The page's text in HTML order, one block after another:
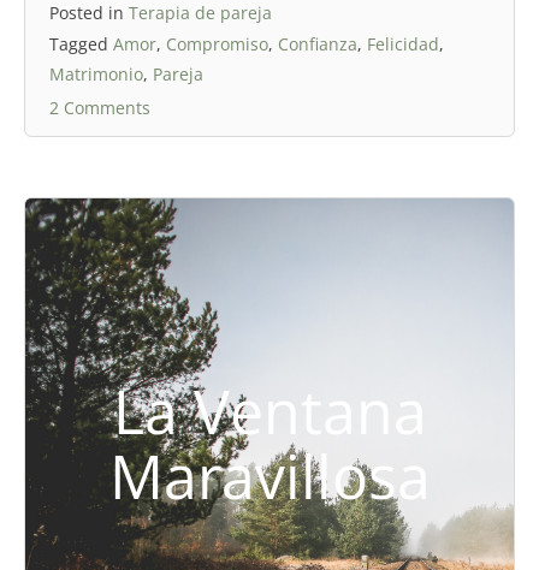
Posted in Terapia de pareja
Tagged Amor, Compromiso, Confianza, Felicidad,
Matrimonio, Pareja
2 Comments
La Ventana
Maravillosa